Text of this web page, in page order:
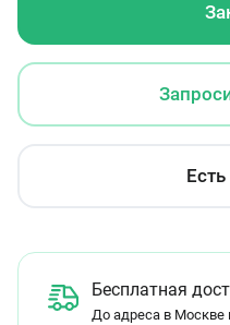
Бесплатная
До адреса в Москве